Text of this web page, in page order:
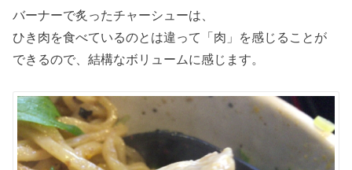
バーナーで炙ったチャーシューは、
ひき肉を食べているのとは違って「肉」を感じることが
できるので、結構なボリュームに感じます。